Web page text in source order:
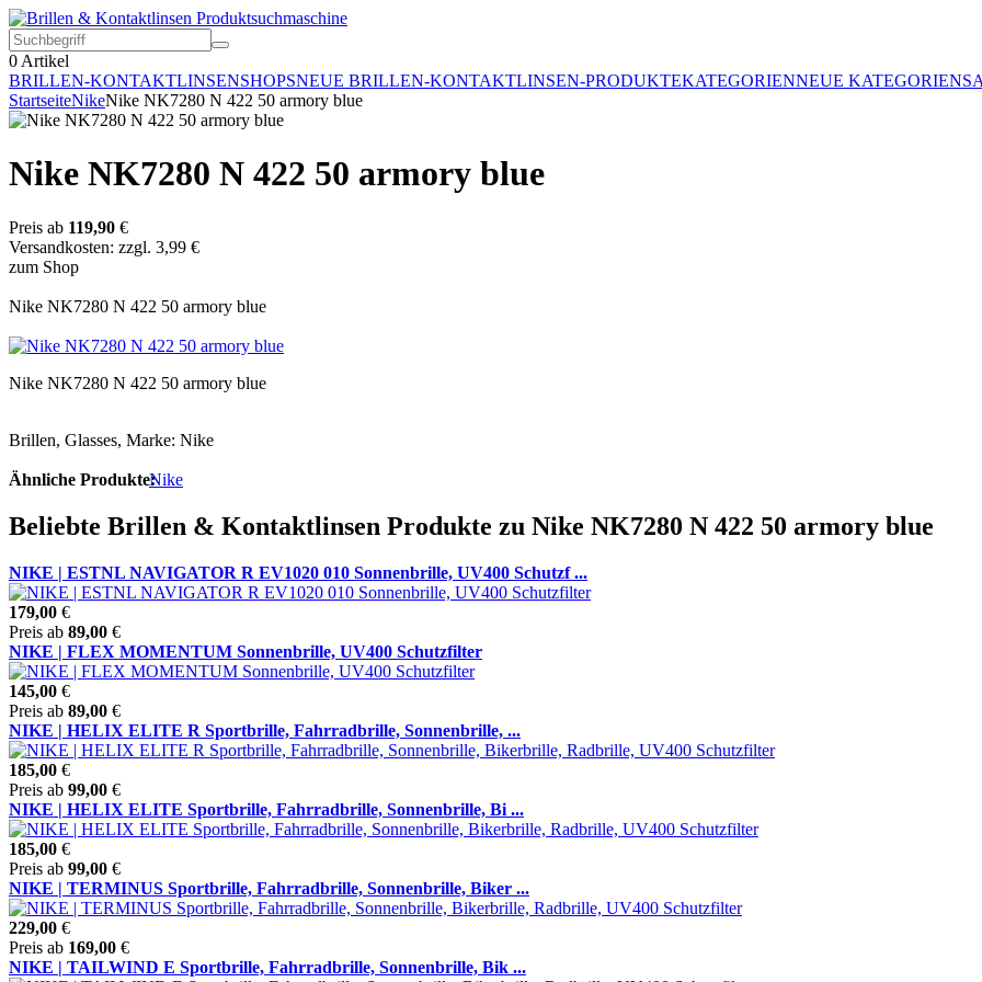
0 Artikel
BRILLEN-KONTAKTLINSENSHOPSNEUE BRILLEN-KONTAKTLINSEN-PRODUKTEKATEGORIENNEUE KATEGORIEN
StartseiteNikeNike NK7280 N 422 50 armory blue
Nike NK7280 N 422 50 armory blue
Preis ab 119,90 €
Versandkosten: zzgl. 3,99 €
zum Shop
Nike NK7280 N 422 50 armory blue
Nike NK7280 N 422 50 armory blue
Brillen, Glasses, Marke: Nike
Ähnliche Produkte:Nike
Beliebte Brillen & Kontaktlinsen Produkte zu Nike NK7280 N 422 50 armory blue
NIKE | ESTNL NAVIGATOR R EV1020 010 Sonnenbrille, UV400 Schutzf ...
179,00 €
Preis ab 89,00 €
NIKE | FLEX MOMENTUM Sonnenbrille, UV400 Schutzfilter
145,00 €
Preis ab 89,00 €
NIKE | HELIX ELITE R Sportbrille, Fahrradbrille, Sonnenbrille, ...
185,00 €
Preis ab 99,00 €
NIKE | HELIX ELITE Sportbrille, Fahrradbrille, Sonnenbrille, Bi ...
185,00 €
Preis ab 99,00 €
NIKE | TERMINUS Sportbrille, Fahrradbrille, Sonnenbrille, Biker ...
229,00 €
Preis ab 169,00 €
NIKE | TAILWIND E Sportbrille, Fahrradbrille, Sonnenbrille, Bik ...